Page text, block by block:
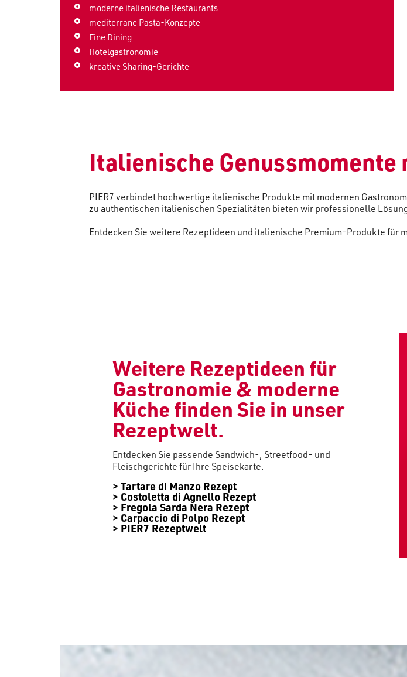
moderne italienische Restaurants
mediterrane Pasta-Konzepte
Fine Dining
Hotelgastronomie
kreative Sharing-Gerichte
Italienische Genussmomente
PIER7 verbindet hochwertige italienische Produkte mit modernen
zu authentischen italienischen Spezialitäten bieten wir professionelle
Entdecken Sie weitere Rezeptideen und italienische Premium-Produkte für
Weitere Rezeptideen für
Gastronomie & moderne
Küche finden Sie in unser
Rezeptwelt.
Entdecken Sie passende Sandwich-, Streetfood- und
Fleischgerichte für Ihre Speisekarte.
> Tartare di Manzo Rezept
> Costoletta di Agnello Rezept
> Fregola Sarda Nera Rezept
> Carpaccio di Polpo Rezept
> PIER7 Rezeptwelt